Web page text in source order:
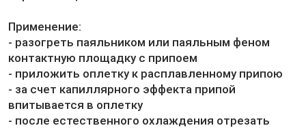
Применение:
- разогреть паяльником или паяльным феном
контактную площадку с припоем
- приложить оплетку к расплавленному припою
- за счет капиллярного эффекта припой
впитывается в оплетку
- после естественного охлаждения отрезать